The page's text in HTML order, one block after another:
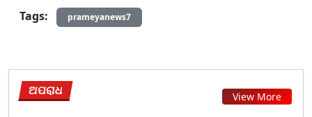
Tags:
prameyanews7
ଅପରାଧ View More